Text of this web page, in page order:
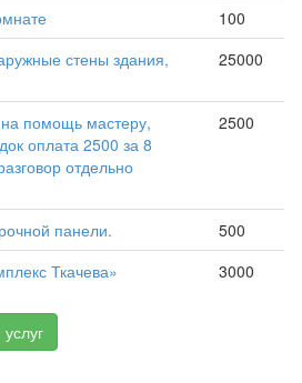
100
стены здания,
25000
помощь мастеру,
оплата 2500 за 8
отдельно
2500
панели.
500
Ткачева»
3000